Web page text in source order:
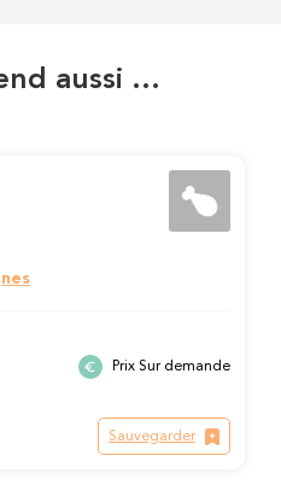
aussi …
Prix Sur demande
Sauvegarder